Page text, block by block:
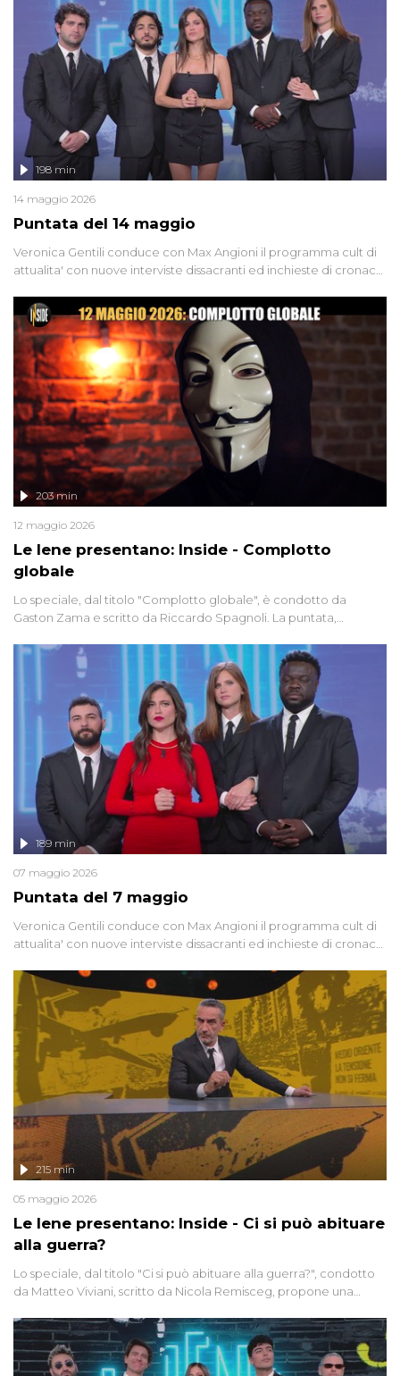
Firenze, le cui responsabilità appaiono ancora oggi avvolte in un
groviglio di dubbi mai chiariti. Nel corso dello speciale anche
l'intervista inedita a Olindo Romano, realizzata ne...
Puntata del 14 maggio
198 min
14 maggio 2026
Veronica Gentili conduce con Max Angioni il programma cult di
attualita' con nuove interviste dissacranti ed inchieste di cronaca
Le Iene presentano: Inside - Complotto
globale
203 min
12 maggio 2026
Lo speciale, dal titolo "Complotto globale", è condotto da
Gaston Zama e scritto da Riccardo Spagnoli. La puntata,
racconta l'universo delle narrazioni alternative, dei sospetti
globali e del complottismo che negli ultimi anni hanno invaso
social network, talk show, piazze digitali e immaginario collettivo.
Puntata del 7 maggio
189 min
07 maggio 2026
Veronica Gentili conduce con Max Angioni il programma cult di
attualita' con nuove interviste dissacranti ed inchieste di cronaca
Le Iene presentano: Inside - Ci si può abituare
alla guerra?
215 min
05 maggio 2026
Lo speciale, dal titolo "Ci si può abituare alla guerra?", condotto
da Matteo Viviani, scritto da Nicola Remisceg, propone una
di settore - su quanto la guerra sia diventata una realtà pervasiva.
Anche se l'Italia non è direttamente coinvolta in conflitti armati, il
contesto globale rende impossibile considerarla un fenomeno